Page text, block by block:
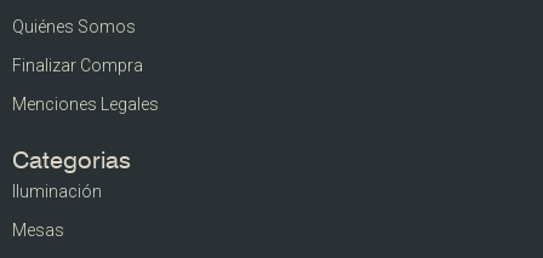
Quiénes Somos
Finalizar Compra
Menciones Legales
Categorias
Iluminación
Mesas